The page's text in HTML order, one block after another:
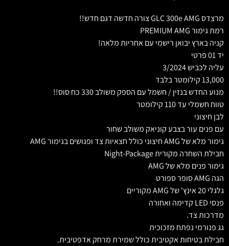
מרצדס GLC 300e AMG צורה חדשה דגם חדש!!
רמת גימור PREMIUM AMG
קניה בארץ יבואן רישמי עם אחריות מלאה!
יד 01 פרטי
עליה לכביש 3/2024
13,000 קילומטר בלבד
מנוע החדש בנזין / חשמל עם הספק משולב 330 כח סוס!!
טווח חשמלי עד 110 קילומטר
לבן חיצוני
עם פנים עור בצבע קוניאק משולב שחור
גימור מלא של AMG חיצוני כולל חצאיות צד ופגושים בגימור AMG
חבילת השחרה מקורית Night-Package
גימור פנים מלא של AMG
הגה AMG סופר ספורט
גלגלי 20 אינץ' של AMG מקוריים
פנסי LED קדימה ואחורה
מדרכות צד.
גג פנורמי נפתח מזכוכית
חבילת בטיחות אקטיבית כולל שמירת מרחק אדפטיבית.